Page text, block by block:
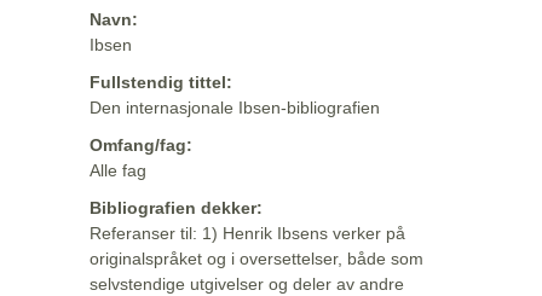
Navn:
Ibsen
Fullstendig tittel:
Den internasjonale Ibsen-bibliografien
Omfang/fag:
Alle fag
Bibliografien dekker:
Referanser til: 1) Henrik Ibsens verker på
originalspråket og i oversettelser, både som
selvstendige utgivelser og deler av andre